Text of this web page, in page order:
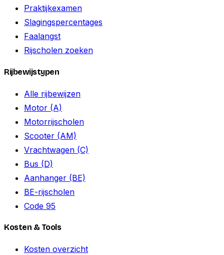
Praktijkexamen
Slagingspercentages
Faalangst
Rijscholen zoeken
Rijbewijstypen
Alle rijbewijzen
Motor (A)
Motorrijscholen
Scooter (AM)
Vrachtwagen (C)
Bus (D)
Aanhanger (BE)
BE-rijscholen
Code 95
Kosten & Tools
Kosten overzicht